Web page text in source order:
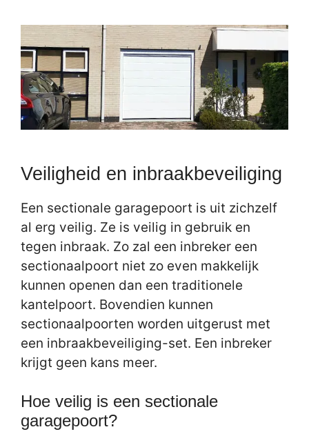
Veiligheid en inbraakbeveiliging
Een sectionale garagepoort is uit zichzelf
al erg veilig. Ze is veilig in gebruik en
tegen inbraak. Zo zal een inbreker een
sectionaalpoort niet zo even makkelijk
kunnen openen dan een traditionele
kantelpoort. Bovendien kunnen
sectionaalpoorten worden uitgerust met
een inbraakbeveiliging-set. Een inbreker
krijgt geen kans meer.
Hoe veilig is een sectionale
garagepoort?